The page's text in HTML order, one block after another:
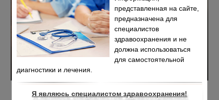
представленная на сайте,
предназначена для
специалистов
здравоохранения и не
должна использоваться
для самостоятельной
диагностики и лечения.
Я являюсь специалистом здравоохранения!